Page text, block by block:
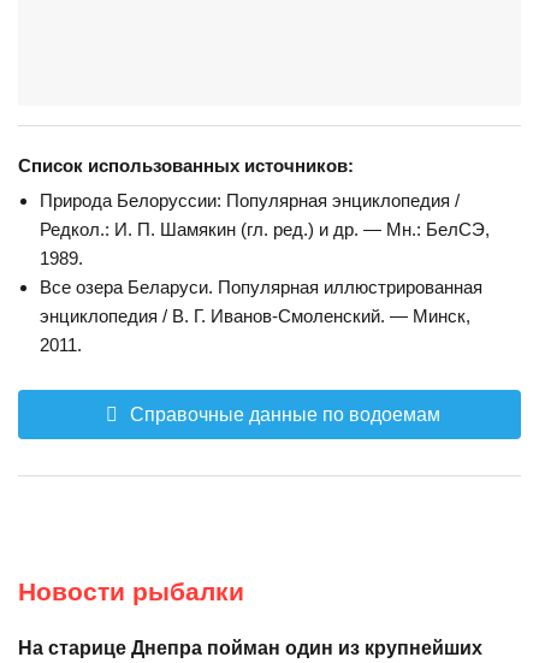
Список использованных источников:
Природа Белоруссии: Популярная энциклопедия /
Редкол.: И. П. Шамякин (гл. ред.) и др. — Мн.: БелСЭ,
1989.
Все озера Беларуси. Популярная иллюстрированная
энциклопедия / В. Г. Иванов-Смоленский. — Минск,
2011.
Справочные данные по водоемам
Новости рыбалки
На старице Днепра пойман один из крупнейших